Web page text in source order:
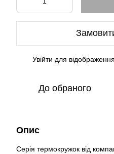
Увійти для
До обраного
Опис
Серія термокружок від